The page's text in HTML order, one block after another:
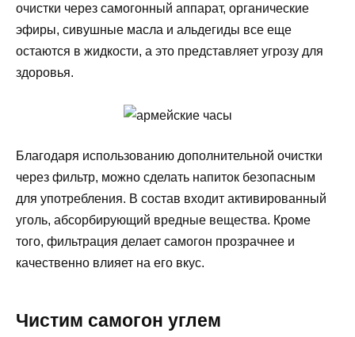
очистки через самогонный аппарат, органические
эфиры, сивушные масла и альдегиды все еще
остаются в жидкости, а это представляет угрозу для
здоровья.
Благодаря использованию дополнительной очистки
через фильтр, можно сделать напиток безопасным
для употребления. В состав входит активированный
уголь, абсорбирующий вредные вещества. Кроме
того, фильтрация делает самогон прозрачнее и
качественно влияет на его вкус.
Чистим самогон углем